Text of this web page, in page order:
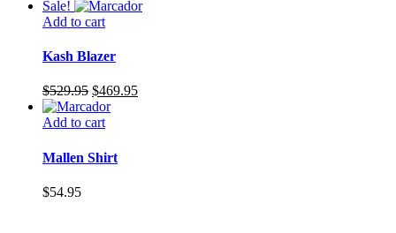
Sale!
Add to cart
Kash Blazer
$529.95 El
precio
original
$529.95.
$469.95El
Add to cart
Mallen Shirt
$54.95